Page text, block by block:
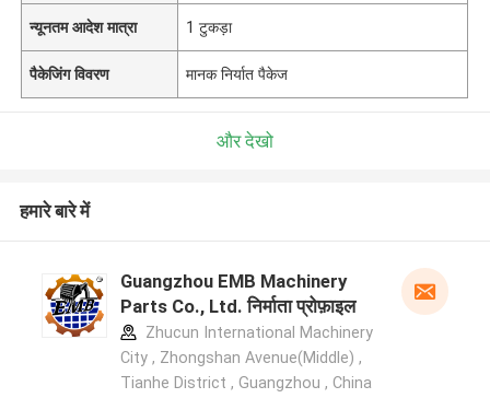
न्यूनतम आदेश मात्रा 1 टुकड़ा
पैकेजिंग विवरण मानक निर्यात पैकेज
और देखो
हमारे बारे में
Guangzhou EMB Machinery
Parts Co., Ltd. निर्माता प्रोफ़ाइल
Zhucun International Machinery
City , Zhongshan Avenue(Middle) ,
Tianhe District , Guangzhou , China